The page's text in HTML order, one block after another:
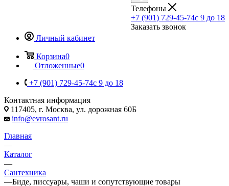
Телефоны
+7 (901) 729-45-74c 9 до 18
Заказать звонок
Личный кабинет
Корзина0
Отложенные0
+7 (901) 729-45-74c 9 до 18
Контактная информация
117405, г. Москва, ул. дорожная 60Б
info@evrosant.ru
Главная
—
Каталог
—
Сантехника
—Биде, писсуары, чаши и сопутствующие товары